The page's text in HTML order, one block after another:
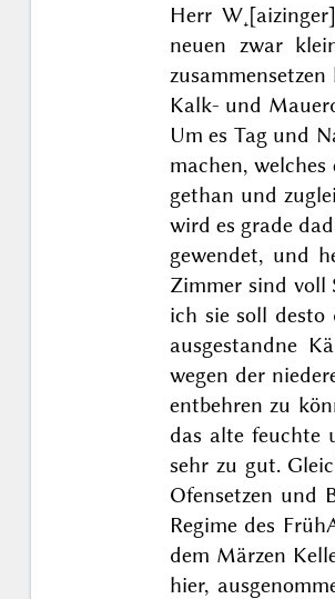
Herr
neuen zwar
Kalk- und
Um es Tag und
machen,
gethan und
wird es grade
gewendet, und
Zimmer sind voll
ich sie soll
ausgestandne
wegen der
entbehren zu
das alte feuchte
sehr zu gut.
Ofensetzen und
Regime des
dem Märzen
hier,